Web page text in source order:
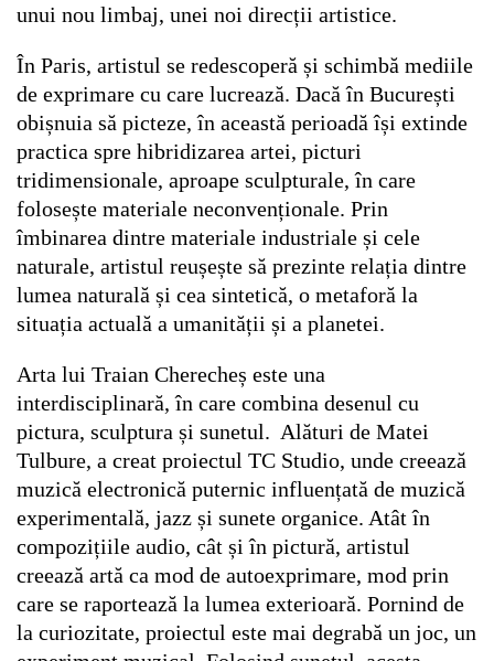
unui nou limbaj, unei noi direcții artistice.
În Paris, artistul se redescoperă și schimbă mediile
de exprimare cu care lucrează. Dacă în București
obișnuia să picteze, în această perioadă își extinde
practica spre hibridizarea artei, picturi
tridimensionale, aproape sculpturale, în care
folosește materiale neconvenționale. Prin
îmbinarea dintre materiale industriale și cele
naturale, artistul reușește să prezinte relația dintre
lumea naturală și cea sintetică, o metaforă la
situația actuală a umanității și a planetei.
Arta lui Traian Cherecheș este una
interdisciplinară, în care combina desenul cu
pictura, sculptura și sunetul. Alături de Matei
Tulbure, a creat proiectul TC Studio, unde creează
muzică electronică puternic influențată de muzică
experimentală, jazz și sunete organice. Atât în
compozițiile audio, cât și în pictură, artistul
creează artă ca mod de autoexprimare, mod prin
care se raportează la lumea exterioară. Pornind de
la curiozitate, proiectul este mai degrabă un joc, un